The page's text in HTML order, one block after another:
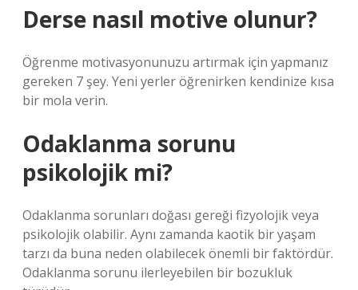
Derse nasıl motive olunur?
Öğrenme motivasyonunuzu artırmak için yapmanız
gereken 7 şey. Yeni yerler öğrenirken kendinize kısa
bir mola verin.
Odaklanma sorunu
psikolojik mi?
Odaklanma sorunları doğası gereği fizyolojik veya
psikolojik olabilir. Aynı zamanda kaotik bir yaşam
tarzı da buna neden olabilecek önemli bir faktördür.
Odaklanma sorunu ilerleyebilen bir bozukluk